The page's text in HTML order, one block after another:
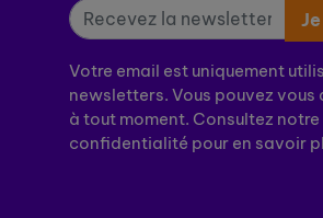
Votre email est uniquement
newsletters. Vous pouvez vous
à tout moment. Consultez
confidentialité pour en savoir